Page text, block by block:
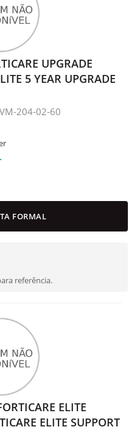
UPGRADE
5 YEAR UPGRADE
204-02-60
FORMAL
referência.
ELITE
ELITE SUPPORT